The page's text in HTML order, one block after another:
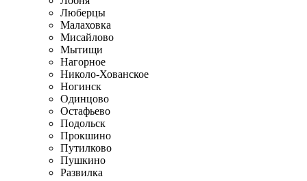
Люберцы
Малаховка
Мисайлово
Мытищи
Нагорное
Николо-Хованское
Ногинск
Одинцово
Остафьево
Подольск
Прокшино
Путилково
Пушкино
Развилка